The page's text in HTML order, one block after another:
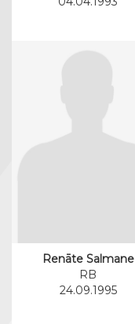
Renāte Salmane
RB
24.09.1995